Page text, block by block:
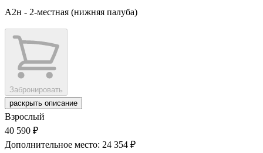
А2н - 2-местная (нижняя палуба)
Забронировать
раскрыть описание
Взрослый
40 590 ₽
Дополнительное место: 24 354 ₽